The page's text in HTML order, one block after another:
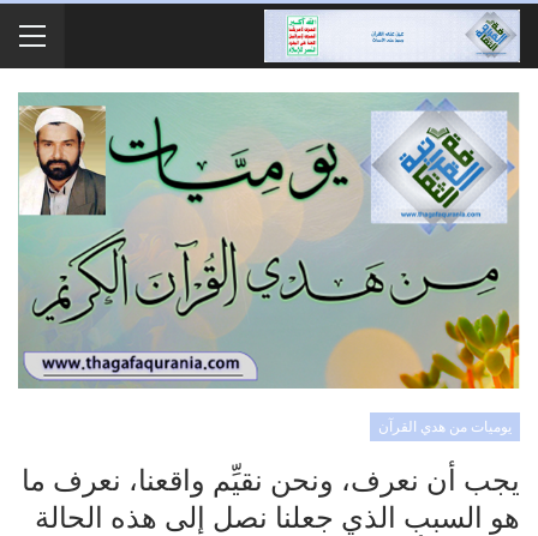
يوميات من هدي القرآن
يجب أن نعرف، ونحن نقيِّم واقعنا، نعرف ما
هو السبب الذي جعلنا نصل إلى هذه الحالة